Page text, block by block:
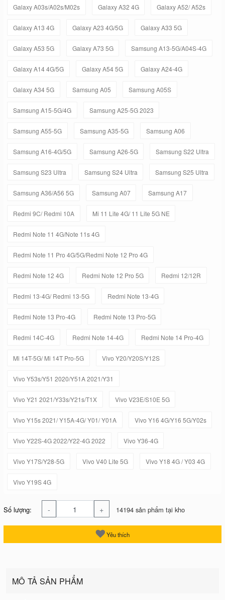
Galaxy A03s/A02s/M02s Galaxy A32 4G Galaxy A52/ A52s
Galaxy A13 4G Galaxy A23 4G/5G Galaxy A33 5G
Galaxy A53 5G Galaxy A73 5G Samsung A13-5G/A04S-4G
Galaxy A14 4G/5G Galaxy A54 5G Galaxy A24-4G
Galaxy A34 5G Samsung A05 Samsung A05S
Samsung A15-5G/4G Samsung A25-5G 2023
Samsung A55-5G Samsung A35-5G Samsung A06
Samsung A16-4G/5G Samsung A26-5G Samsung S22 Ultra
Samsung S23 Ultra Samsung S24 Ultra Samsung S25 Ultra
Samsung A36/A56 5G Samsung A07 Samsung A17
Redmi 9C/ Redmi 10A Mi 11 Lite 4G/ 11 Lite 5G NE
Redmi Note 11 4G/Note 11s 4G
Redmi Note 11 Pro 4G/5G/Redmi Note 12 Pro 4G
Redmi Note 12 4G Redmi Note 12 Pro 5G Redmi 12/12R
Redmi 13-4G/ Redmi 13-5G Redmi Note 13-4G
Redmi Note 13 Pro-4G Redmi Note 13 Pro-5G
Redmi 14C-4G Redmi Note 14-4G Redmi Note 14 Pro-4G
Mi 14T-5G/ Mi 14T Pro-5G Vivo Y20/Y20S/Y12S
Vivo Y53s/Y51 2020/Y51A 2021/Y31
Vivo Y21 2021/Y33s/Y21s/T1X Vivo V23E/S10E 5G
Vivo Y15s 2021/ Y15A-4G/ Y01/ Y01A Vivo Y16 4G/Y16 5G/Y02s
Vivo Y22S-4G 2022/Y22-4G 2022 Vivo Y36-4G
Vivo Y17S/Y28-5G Vivo V40 Lite 5G Vivo Y18 4G / Y03 4G
Vivo Y19S 4G
Số lượng: - + 14194 sản phẩm tại kho
Yêu thích
MÔ TẢ SẢN PHẨM